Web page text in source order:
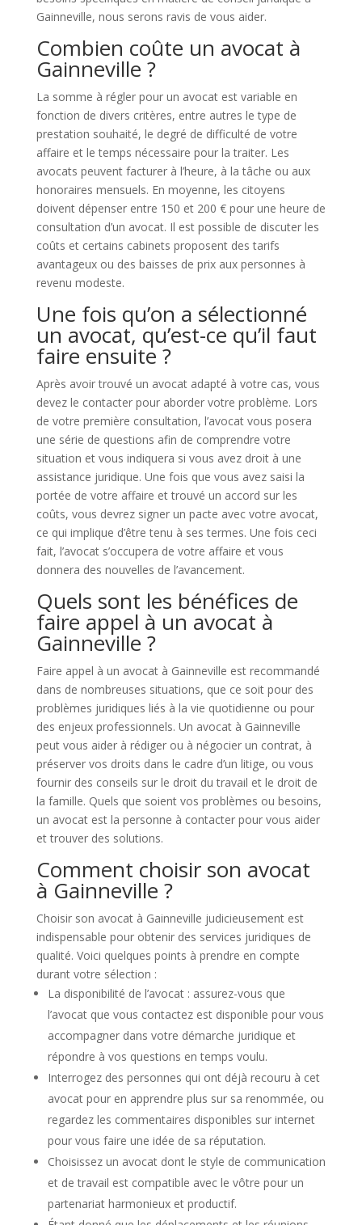
Gainneville, nous serons ravis de vous aider.
Combien coûte un avocat à
Gainneville ?
La somme à régler pour un avocat est variable en
fonction de divers critères, entre autres le type de
prestation souhaité, le degré de difficulté de votre
affaire et le temps nécessaire pour la traiter. Les
avocats peuvent facturer à l’heure, à la tâche ou aux
honoraires mensuels. En moyenne, les citoyens
doivent dépenser entre 150 et 200 € pour une heure de
consultation d’un avocat. Il est possible de discuter les
coûts et certains cabinets proposent des tarifs
avantageux ou des baisses de prix aux personnes à
revenu modeste.
Une fois qu’on a sélectionné
un avocat, qu’est-ce qu’il faut
faire ensuite ?
Après avoir trouvé un avocat adapté à votre cas, vous
devez le contacter pour aborder votre problème. Lors
de votre première consultation, l’avocat vous posera
une série de questions afin de comprendre votre
situation et vous indiquera si vous avez droit à une
assistance juridique. Une fois que vous avez saisi la
portée de votre affaire et trouvé un accord sur les
coûts, vous devrez signer un pacte avec votre avocat,
ce qui implique d’être tenu à ses termes. Une fois ceci
fait, l’avocat s’occupera de votre affaire et vous
donnera des nouvelles de l’avancement.
Quels sont les bénéfices de
faire appel à un avocat à
Gainneville ?
Faire appel à un avocat à Gainneville est recommandé
dans de nombreuses situations, que ce soit pour des
problèmes juridiques liés à la vie quotidienne ou pour
des enjeux professionnels. Un avocat à Gainneville
peut vous aider à rédiger ou à négocier un contrat, à
préserver vos droits dans le cadre d’un litige, ou vous
fournir des conseils sur le droit du travail et le droit de
la famille. Quels que soient vos problèmes ou besoins,
un avocat est la personne à contacter pour vous aider
et trouver des solutions.
Comment choisir son avocat
à Gainneville ?
Choisir son avocat à Gainneville judicieusement est
indispensable pour obtenir des services juridiques de
qualité. Voici quelques points à prendre en compte
durant votre sélection :
La disponibilité de l’avocat : assurez-vous que
l’avocat que vous contactez est disponible pour vous
accompagner dans votre démarche juridique et
répondre à vos questions en temps voulu.
Interrogez des personnes qui ont déjà recouru à cet
avocat pour en apprendre plus sur sa renommée, ou
regardez les commentaires disponibles sur internet
pour vous faire une idée de sa réputation.
Choisissez un avocat dont le style de communication
et de travail est compatible avec le vôtre pour un
partenariat harmonieux et productif.